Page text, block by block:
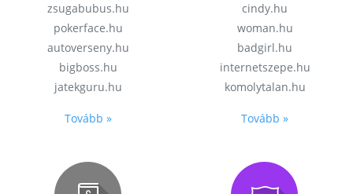
zsugabubus.hu
pokerface.hu
autoverseny.hu
bigboss.hu
jatekguru.hu
Tovább »
cindy.hu
woman.hu
badgirl.hu
internetszepe.hu
komolytalan.hu
Tovább »